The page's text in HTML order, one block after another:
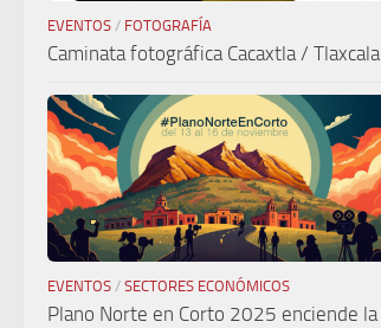
EVENTOS / FOTOGRAFÍA
Caminata fotográfica Cacaxtla / Tlaxcala
EVENTOS / SECTORES ECONÓMICOS
Plano Norte en Corto 2025 enciende la